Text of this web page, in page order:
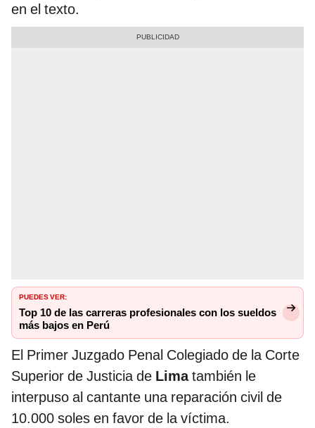
en el texto.
PUEDES VER:
Top 10 de las carreras profesionales con los sueldos
más bajos en Perú
El Primer Juzgado Penal Colegiado de la Corte
Superior de Justicia de Limatambién le
interpuso al cantante una reparación civil de
10.000 soles en favor de la víctima.